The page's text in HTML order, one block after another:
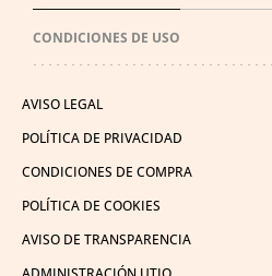
CONDICIONES DE USO
AVISO LEGAL
POLÍTICA DE PRIVACIDAD
CONDICIONES DE COMPRA
POLÍTICA DE COOKIES
AVISO DE TRANSPARENCIA